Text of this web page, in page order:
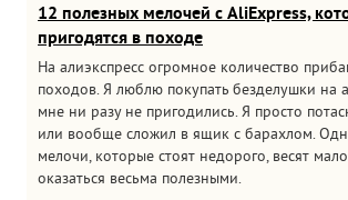
12 полезных мелочей с AliExpress,
пригодятся в походе
На алиэкспресс огромное количество
походов. Я люблю покупать безделушки на
мне ни разу не пригодились. Я просто
или вообще сложил в ящик с барахлом.
мелочи, которые стоят недорого, весят
оказаться весьма полезными.